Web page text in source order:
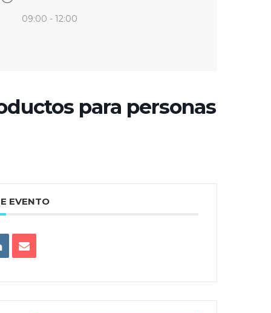
09:00 - 12:00
para personas
EVENTO